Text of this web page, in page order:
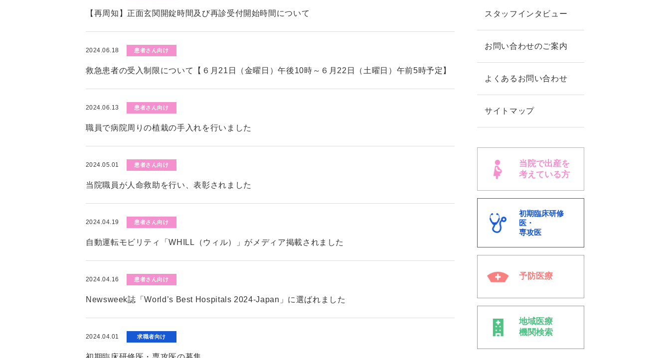
【再周知】正面玄関開錠時間及び再診受付開始時間について
2024.06.18 患者さん向け
救急患者の受入制限について【６月21日（金曜日）午後10時～６月22日（土曜日）午前5時予定】
2024.06.13 患者さん向け
職員で病院周りの植栽の手入れを行いました
2024.05.01 患者さん向け
当院職員が人命救助を行い、表彰されました
2024.04.19 患者さん向け
自動運転モビリティ「WHILL（ウィル）」がメディア掲載されました
2024.04.16 患者さん向け
Newsweek誌「World’s Best Hospitals 2024-Japan」に選ばれました
2024.04.01 求職者向け
スタッフインタビュー
お問い合わせのご案内
よくあるお問い合わせ
サイトマップ
当院で出産を
考えている方
初期臨床研修
医・
専攻医
予防医療
地域医療
機関検索